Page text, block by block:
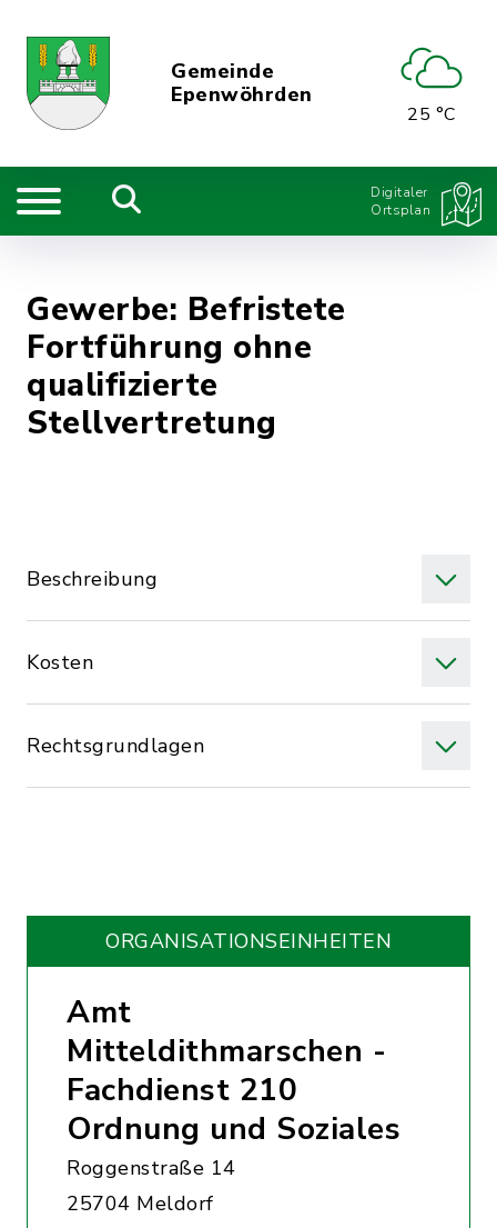
Gemeinde
Epenwöhrden
25 °C
Digitaler
Ortsplan
Gewerbe: Befristete
Fortführung ohne
qualifizierte
Stellvertretung
Beschreibung
Kosten
Rechtsgrundlagen
ORGANISATIONS­EINHEITEN
Amt
Mitteldithmarschen -
Fachdienst 210
Ordnung und Soziales
Roggenstraße 14
25704 Meldorf